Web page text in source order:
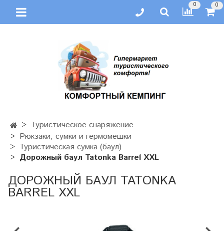
0 0
Туристическое снаряжение
Рюкзаки, сумки и гермомешки
Туристическая сумка (баул)
Дорожный баул Tatonka Barrel XXL
ДОРОЖНЫЙ БАУЛ TATONKA
BARREL XXL